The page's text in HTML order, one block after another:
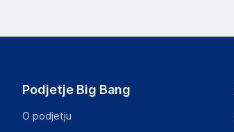
service.eu@ugreen.com
Podjetje Big Bang
O podjetju